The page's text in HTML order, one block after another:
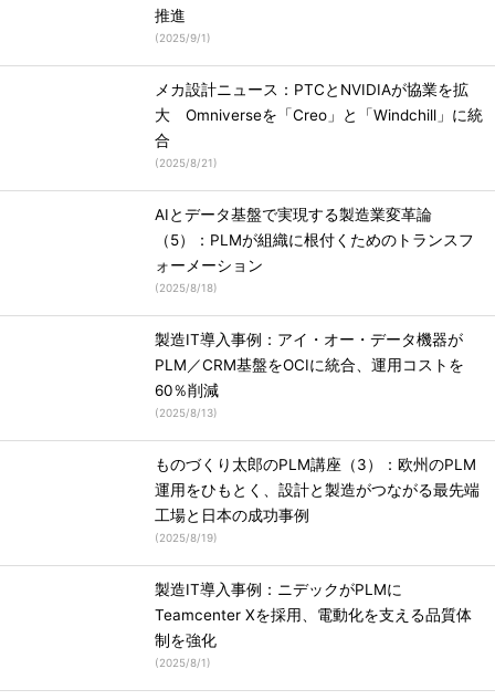
推進
(2025/9/1)
メカ設計ニュース：PTCとNVIDIAが協業を拡
大 Omniverseを「Creo」と「Windchill」に統
合
(2025/8/21)
AIとデータ基盤で実現する製造業変革論
（5）：PLMが組織に根付くためのトランスフ
ォーメーション
(2025/8/18)
製造IT導入事例：アイ・オー・データ機器が
PLM／CRM基盤をOCIに統合、運用コストを
60％削減
(2025/8/13)
ものづくり太郎のPLM講座（3）：欧州のPLM
運用をひもとく、設計と製造がつながる最先端
工場と日本の成功事例
(2025/8/19)
製造IT導入事例：ニデックがPLMに
Teamcenter Xを採用、電動化を支える品質体
制を強化
(2025/8/1)